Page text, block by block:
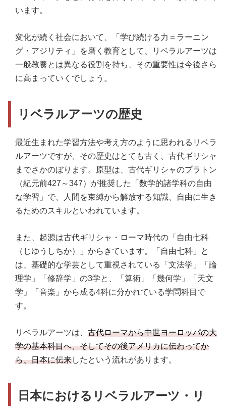
います。
変化が続く社会において、「学び続ける力＝ラーニン
グ・アジリティ」を磨く教育として、リベラルアーツは
一般教養とは異なる役割を持ち、その重要性は今後さら
に高まっていくでしょう。
リベラルアーツの歴史
最近生まれた学習方法や考え方のように思われるリベラ
ルアーツですが、その歴史はとても古く、古代ギリシャ
までさかのぼります。原型は、古代ギリシャのプラトン
（紀元前427～347）が推奨した「数学的諸学科の自由
な学習」で、人間を束縛から解放する知識、自由に生き
るためのスキルといわれています。
また、起源は古代ギリシャ・ローマ時代の「自由七科
（じゆうしちか）」からきています。「自由七科」と
は、基礎的な学芸として重視されている「文法学」「論
理学」「修辞学」の3学と、「算術」「幾何学」「天文
学」「音楽」から成る4科に分かれている学問科目で
す。
リベラルアーツは、 古代ローマから中世ヨーロッパの大
学の基本科目へ、そしてその後アメリカに伝わってか
ら、日本に伝来したという流れがあります。
日本におけるリベラルアーツ・リ